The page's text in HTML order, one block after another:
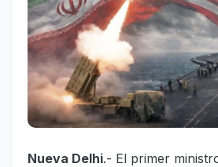
Nueva Delhi.- El primer